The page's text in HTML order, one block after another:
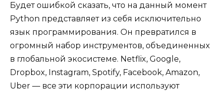
Будет ошибкой сказать, что на данный момент
Python представляет из себя исключительно
язык программирования. Он превратился в
огромный набор инструментов, объединенных
в глобальной экосистеме. Netflix, Google,
Dropbox, Instagram, Spotify, Facebook, Amazon,
Uber — все эти корпорации используют